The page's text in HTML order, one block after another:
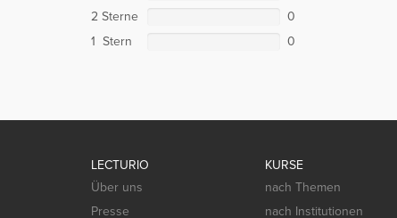
2 Sterne
0
1 Stern
0
LECTURIO
Über uns
Presse
KURSE
nach Themen
nach Institutionen